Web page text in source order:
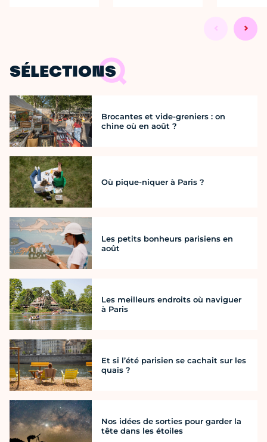
SÉLECTIONS
Brocantes et vide-greniers : on
chine où en août ?
Où pique-niquer à Paris ?
Les petits bonheurs parisiens en
août
Les meilleurs endroits où naviguer
à Paris
Et si l’été parisien se cachait sur les
quais ?
Nos idées de sorties pour garder la
tête dans les étoiles